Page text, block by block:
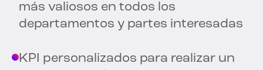
más valiosos en todos los
departamentos y partes interesadas
KPI personalizados para realizar un